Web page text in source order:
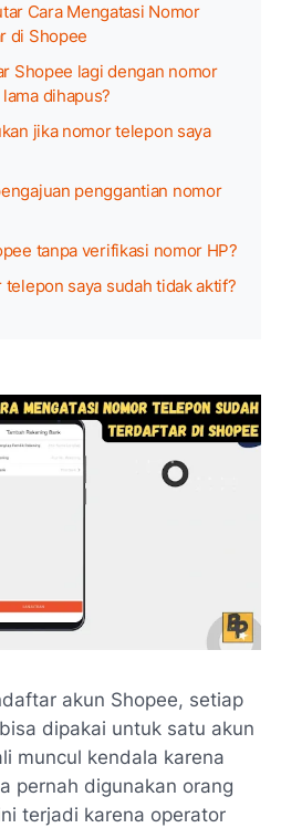
Cara Mengatasi Nomor
di Shopee
Shopee lagi dengan nomor
dihapus?
jika nomor telepon saya
penggantian nomor
tanpa verifikasi nomor HP?
telepon saya sudah tidak aktif?
akun Shopee, setiap
dipakai untuk satu akun
muncul kendala karena
pernah digunakan orang
terjadi karena operator